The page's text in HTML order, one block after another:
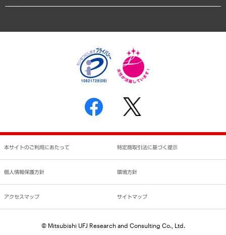
個人情報保護方針
反社会的勢力に対する基本方針
書面による個人情報の開示等の請求の手続きについて
本サイトのご利用にあたって 特定商取引法に基づく提示
個人情報保護方針 環境方針
アクセスマップ サイトマップ
© Mitsubishi UFJ Research and Consulting Co., Ltd.